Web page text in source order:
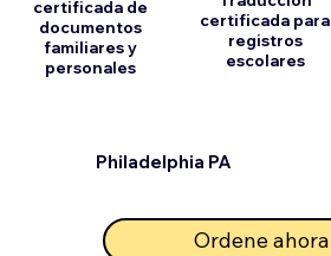
Philadelphia PA
certificada de
documentos
familiares y
personales
certificada para
registros
escolares
Ordene ahora